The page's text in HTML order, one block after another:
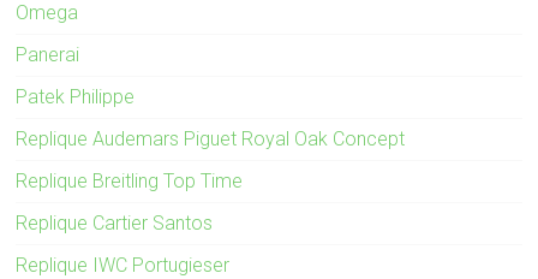
Omega
Panerai
Patek Philippe
Replique Audemars Piguet Royal Oak Concept
Replique Breitling Top Time
Replique Cartier Santos
Replique IWC Portugieser